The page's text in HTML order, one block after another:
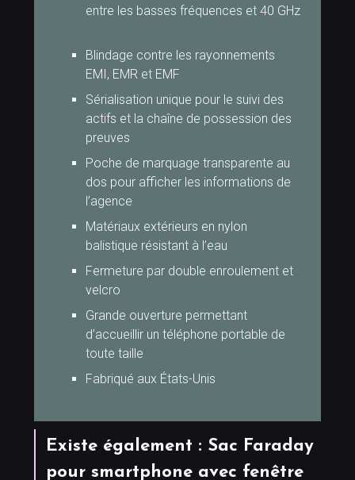
entre les basses fréquences et 40 GHz
Blindage contre les rayonnements
EMI, EMR et EMF
Sérialisation unique pour le suivi des
actifs et la chaîne de possession des
preuves
Poche de marquage transparente au
dos pour afficher les informations de
l’agence
Matériaux extérieurs en nylon
balistique résistant à l’eau
Fermeture par double enroulement et
velcro
Grande ouverture permettant
d’accueillir un téléphone portable de
toute taille
Fabriqué aux États-Unis
Existe également : Sac Faraday
pour smartphone avec fenêtre